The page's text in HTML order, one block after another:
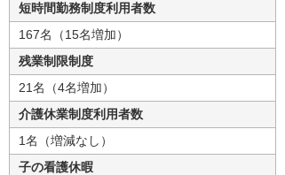
短時間勤務制度利用者数
167名（15名増加）
残業制限制度
21名（4名増加）
介護休業制度利用者数
1名（増減なし）
子の看護休暇